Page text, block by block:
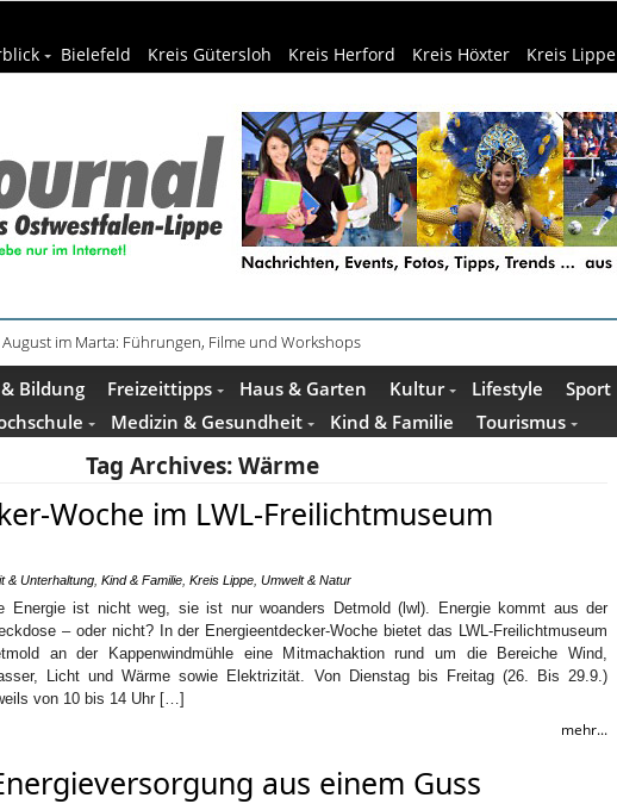
Bielefeld Kreis Gütersloh Kreis Herford Kreis Höxter Kreis Lippe
August im Marta: Führungen, Filme und Workshops
Frühaufsteher-Führung im Mindener Museum am 13. August
Bildung Freizeittipps Haus & Garten Kultur Lifestyle Sport
Medizin & Gesundheit Kind & Familie Tourismus
Tag Archives:Wärme
Woche im LWL-Freilichtmuseum
& Unterhaltung Kind & Familie Kreis Lippe Umwelt & Natur
Energie ist nicht weg, sie ist nur woanders Detmold (lwl). Energie kommt aus der
– oder nicht? In der Energieentdecker-Woche bietet das LWL-Freilichtmuseum
an der Kappenwindmühle eine Mitmachaktion rund um die Bereiche Wind,
Licht und Wärme sowie Elektrizität. Von Dienstag bis Freitag (26. Bis 29.9.)
von 10 bis 14 Uhr […]
mehr...
aus einem Guss